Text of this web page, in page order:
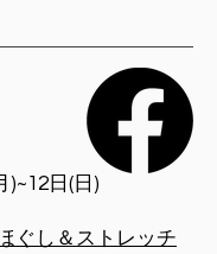
)~12日(日)​
ぐし＆ ストレッチ